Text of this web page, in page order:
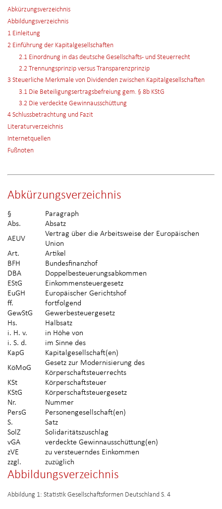
Abkürzungsverzeichnis
Abbildungsverzeichnis
1 Einleitung
2 Einführung der Kapitalgesellschaften
2.1 Einordnung in das deutsche Gesellschafts- und Steuerrecht
2.2 Trennungsprinzip versus Transparenzprinzip
3 Steuerliche Merkmale von Dividenden zwischen Kapitalgesellschaften
3.1 Die Beteiligungsertragsbefreiung gem. § 8b KStG
3.2 Die verdeckte Gewinnausschüttung
4 Schlussbetrachtung und Fazit
Literaturverzeichnis
Internetquellen
Fußnoten
Abkürzungsverzeichnis
§
Paragraph
Abs.
Absatz
AEUV
Vertrag über die Arbeitsweise der Europäischen
Union
Art.
Artikel
BFH
Bundesfinanzhof
DBA
Doppelbesteuerungsabkommen
EStG
Einkommensteuergesetz
EuGH
Europäischer Gerichtshof
ff.
fortfolgend
GewStG
Gewerbesteuergesetz
Hs.
Halbsatz
i. H. v.
in Höhe von
i. S. d.
im Sinne des
KapG
Kapitalgesellschaft(en)
KöMoG
Gesetz zur Modernisierung des
Körperschaftsteuerrechts
KSt
Körperschaftsteuer
KStG
Körperschaftsteuergesetz
Nr.
Nummer
PersG
Personengesellschaft(en)
S.
Satz
SolZ
Solidaritätszuschlag
vGA
verdeckte Gewinnausschüttung(en)
zVE
zu versteuerndes Einkommen
zzgl.
zuzüglich
Abbildungsverzeichnis
Abbildung 1: Statistik Gesellschaftsformen Deutschland S. 4